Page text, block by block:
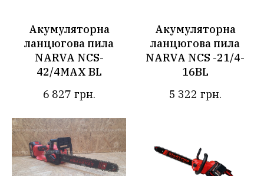
Акумуляторна
ланцюгова пила
NARVA NCS-
42/4MAX BL
6 827 грн.
Акумуляторна
ланцюгова пила
NARVA NCS -21/4-
16BL
5 322 грн.